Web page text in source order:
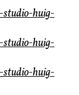
studio-huig-
studio-huig-
studio-huig-